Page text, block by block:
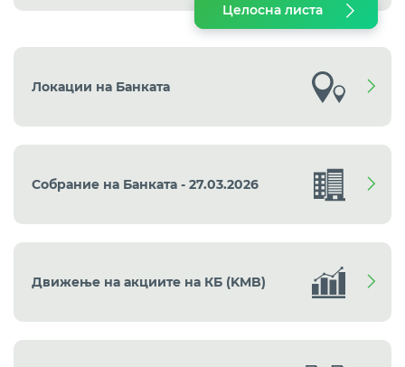
Целосна листа
Локации на Банката
Собрание на Банката - 27.03.2026
Движење на акциите на КБ (KMB)